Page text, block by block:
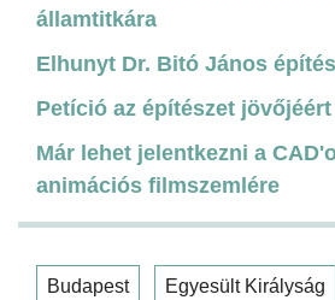
államtitkára
Elhunyt Dr. Bitó János
Petíció az építészet jövőjéért
Már lehet jelentkezni a
animációs filmszemlére
Budapest Egyesült Királyság